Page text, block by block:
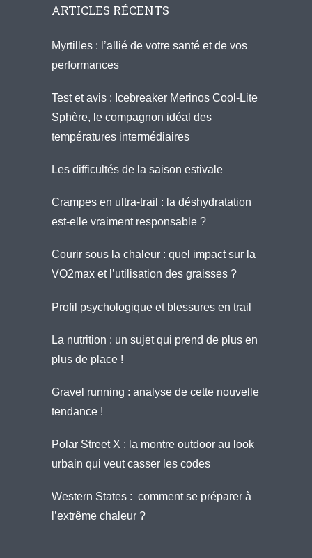
ARTICLES RÉCENTS
Myrtilles : l’allié de votre santé et de vos
performances
Test et avis : Icebreaker Merinos Cool-Lite
Sphère, le compagnon idéal des
températures intermédiaires
Les difficultés de la saison estivale
Crampes en ultra-trail : la déshydratation
est-elle vraiment responsable ?
Courir sous la chaleur : quel impact sur la
VO2max et l’utilisation des graisses ?
Profil psychologique et blessures en trail
La nutrition : un sujet qui prend de plus en
plus de place !
Gravel running : analyse de cette nouvelle
tendance !
Polar Street X : la montre outdoor au look
urbain qui veut casser les codes
Western States : comment se préparer à
l’extrême chaleur ?